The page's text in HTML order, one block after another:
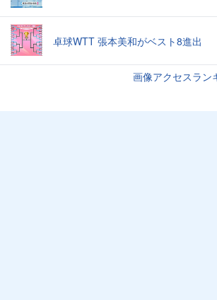
卓球WTT 張本美和がベスト8進出
画像アクセスラン